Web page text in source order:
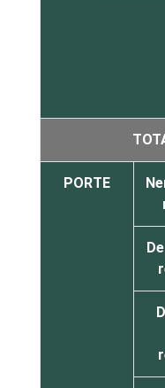
PORTE